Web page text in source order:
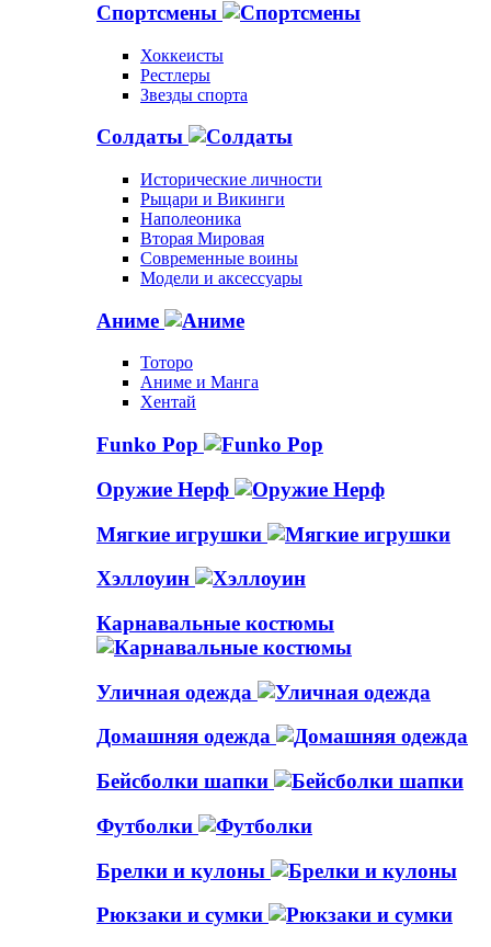
Спортсмены
Хоккеисты
Рестлеры
Звезды спорта
Солдаты
Исторические личности
Рыцари и Викинги
Наполеоника
Вторая Мировая
Современные воины
Модели и аксессуары
Аниме
Тоторо
Аниме и Манга
Хентай
Funko Pop
Оружие Нерф
Мягкие игрушки
Хэллоуин
Карнавальные костюмы
Уличная одежда
Домашняя одежда
Бейсболки шапки
Футболки
Брелки и кулоны
Рюкзаки и сумки